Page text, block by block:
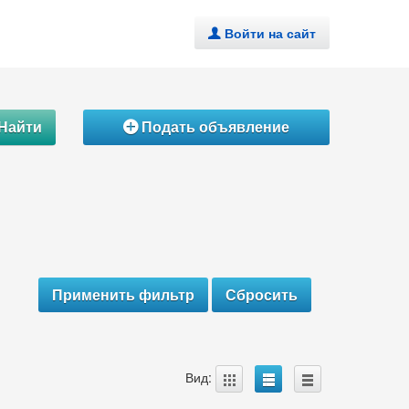
. Войти на сайт
ÁПодать объявление
Вид: A B C